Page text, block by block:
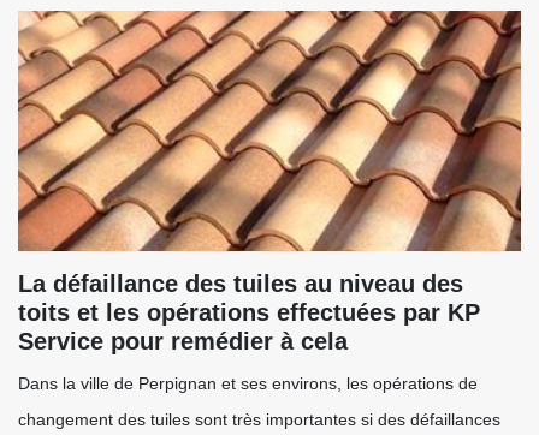
La défaillance des tuiles au niveau des
toits et les opérations effectuées par KP
Service pour remédier à cela
Dans la ville de Perpignan et ses environs, les opérations de
changement des tuiles sont très importantes si des défaillances